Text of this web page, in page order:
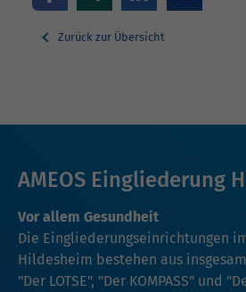
Zurück zur Übersicht
AMEOS Eingliederung
Vor allem Gesundheit
Die Eingliederungseinrichtungen
Hildesheim bestehen aus
"Der LOTSE", "Der KOMPASS" und